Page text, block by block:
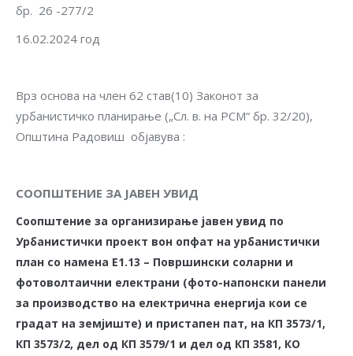
бр. 26 -277/2
16.02.2024 год
Врз основа на член 62 став(10) Законот за
урбанистичко планирање („Сл. в. на РСМ“ бр. 32/20),
Општина Радовиш објавува :
СООПШТЕНИЕ ЗА ЈАВЕН УВИД
Соопштение за организирање јавен увид по
Урбанистички проект вон опфат на урбанистички
план со намена Е1.13 – Површински соларни и
фотоволтаични електрани (фото-напонски панели
за производство на електрична енергија кои се
градат на земјиште) и пристапен пат, на КП 3573/1,
КП 3573/2, дел од КП 3579/1 и дел од КП 3581, КО